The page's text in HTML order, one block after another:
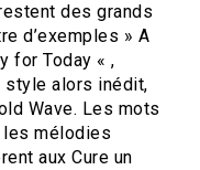
des grands
d’exemples » A
for Today « ,
alors inédit,
Wave. Les mots
mélodies
aux Cure un